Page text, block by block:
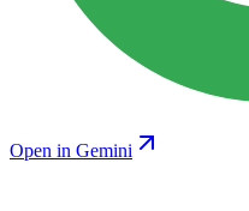
Open in Gemini